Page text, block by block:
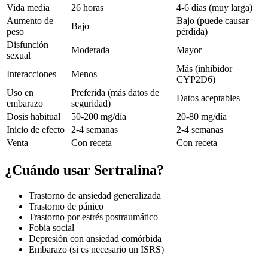
Vida media
26 horas
4-6 días (muy larga)
Aumento de
peso
Bajo
Bajo (puede causar
pérdida)
Disfunción
sexual
Moderada Mayor
Interacciones Menos
Más (inhibidor
CYP2D6)
Uso en
embarazo
Preferida (más datos de
seguridad)
Datos aceptables
Dosis habitual
50-200 mg/día
20-80 mg/día
Inicio de efecto
2-4 semanas
2-4 semanas
Venta
Con receta Con receta
¿Cuándo usar Sertralina?
Trastorno de ansiedad generalizada
Trastorno de pánico
Trastorno por estrés postraumático
Fobia social
Depresión con ansiedad comórbida
Embarazo (si es necesario un ISRS)